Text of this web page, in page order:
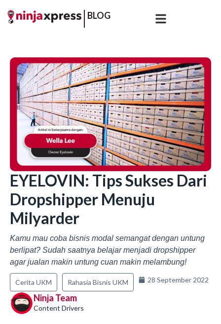
BLOG
EYELOVIN: Tips Sukses Dari
Dropshipper Menuju
Milyarder
Kamu mau coba bisnis modal semangat dengan untung
berlipat? Sudah saatnya belajar menjadi dropshipper
agar jualan makin untung cuan makin melambung!
Cerita UKM Rahasia Bisnis UKM 28 September 2022
Ninja Team
Content Drivers